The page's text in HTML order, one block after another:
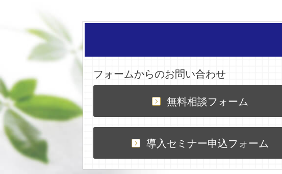
フォームからのお問い合わせ
無料相談フォーム
導入セミナー申込フォーム